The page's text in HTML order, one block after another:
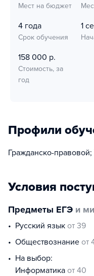
Мест на бюджет
4 года
Срок обучения
1
158 000 р.
Стоимость, за
год
Профили
Гражданско-
Условия
Предметы ЕГЭ и
русский язык от 39
обществознание от
На выбор:
информатика от 40